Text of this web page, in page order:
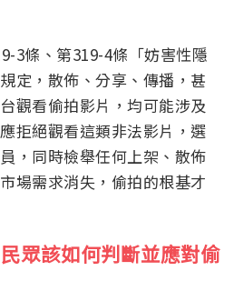
3條、第319-4條「妨害性隱
定，散佈、分享、傳播，甚
觀看偷拍影片，均可能涉及
拒絕觀看這類非法影片，選
，同時檢舉任何上架、散佈
場需求消失，偷拍的根基才
眾該如何判斷並應對偷